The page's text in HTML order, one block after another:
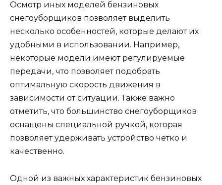
Осмотр иных моделей бензиновых
снегоуборщиков позволяет выделить
несколько особенностей, которые делают их
удобными в использовании. Например,
некоторые модели имеют регулируемые
передачи, что позволяет подобрать
оптимальную скорость движения в
зависимости от ситуации. Также важно
отметить, что большинство снегоуборщиков
оснащены специальной ручкой, которая
позволяет удерживать устройство четко и
качественно.
Одной из важных характеристик бензиновых